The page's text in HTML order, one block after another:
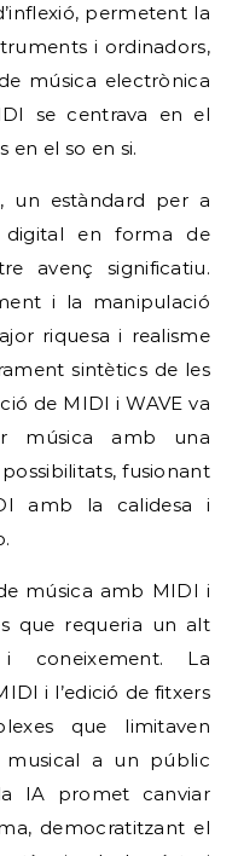
permetent la
i ordinadors,
música electrònica
se centrava en el
en el so en si.
un estàndard per a
digital en forma de
avenç significatiu.
i la manipulació
riquesa i realisme
sintètics de les
de MIDI i WAVE va
música amb una
fusionant
amb la calidesa i
música amb MIDI i
que requeria un alt
coneixement. La
i l’edició de fitxers
que limitaven
musical a un públic
IA promet canviar
democratitzant el